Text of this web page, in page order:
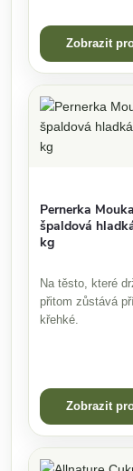
Zobrazit
Pernerka Mouka
špaldová
kg
Na těsto, které
přitom zůstává
křehké.
Zobrazit